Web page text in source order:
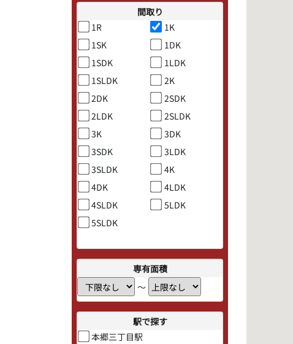
間取り
1R
1K
1SK
1DK
1SDK
1LDK
1SLDK
2K
2DK
2SDK
2LDK
2SLDK
3K
3DK
3SDK
3LDK
3SLDK
4K
4DK
4LDK
4SLDK
5LDK
5SLDK
専有面積
〜
駅で探す
本郷三丁目駅